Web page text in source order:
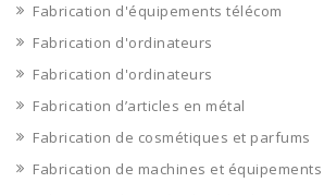
Fabrication d'équipements télécom
Fabrication d'ordinateurs
Fabrication d'ordinateurs
Fabrication d’articles en métal
Fabrication de cosmétiques et parfums
Fabrication de machines et